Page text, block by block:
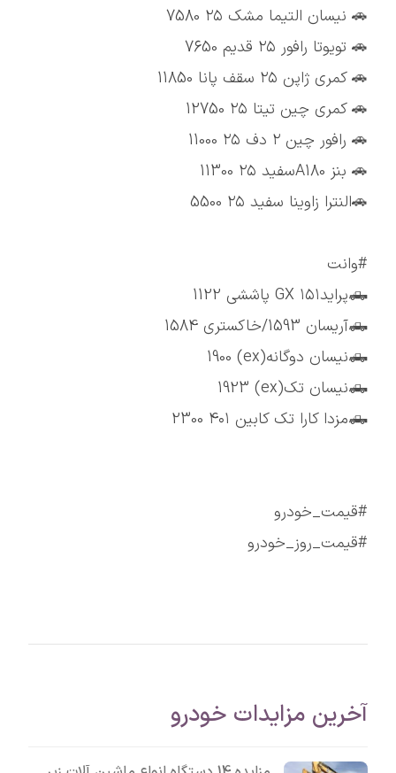
🚗 نیسان التیما مشک ۲۵ 7580
🚗 تویوتا رافور ۲۵ قدیم 7650
🚗 کمری ژاپن ۲۵ سقف پانا 11850
🚗 کمری چین تیتا ۲۵ 12750
🚗 رافور چین ۲ دف ۲۵ 11000
🚗 بنز A180سفید ۲۵ 11300
🚗النترا زاوینا سفید ۲۵ 5500
#وانت
🛻پراید۱۵۱ GX پاششی 1122
🛻آریسان 1593/خاکستری 1584
🛻نیسان دوگانه(ex) 1900
🛻نیسان تک(ex) 1923
🛻مزدا کارا تک کابین ۴۰۱ 2300
#قیمت_خودرو
#قیمت_روز_خودرو
آخرین مزایدات خودرو